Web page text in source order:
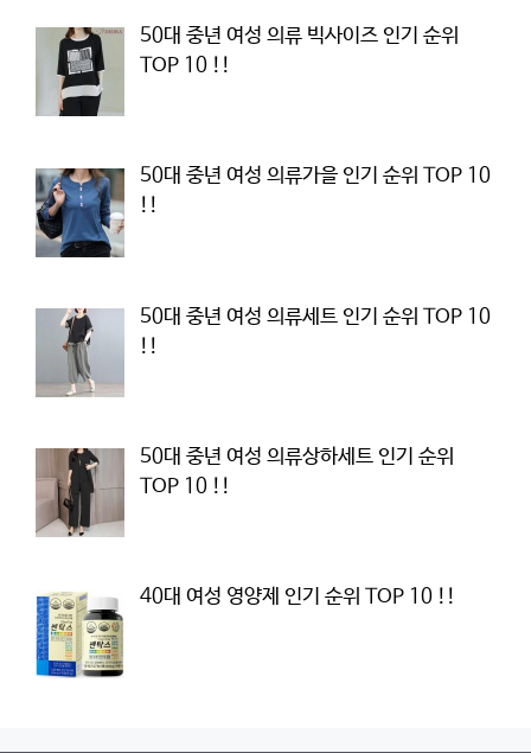
50대 중년 여성 의류 빅사이즈 인기 순위
TOP 10 !!
50대 중년 여성 의류가을 인기 순위 TOP 10
!!
50대 중년 여성 의류세트 인기 순위 TOP 10
!!
50대 중년 여성 의류상하세트 인기 순위
TOP 10 !!
40대 여성 영양제 인기 순위 TOP 10 !!